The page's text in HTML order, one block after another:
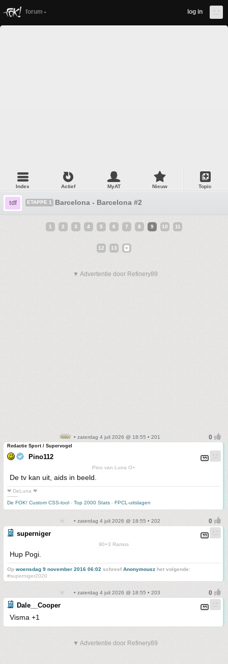
forum log in
Index Actief MyAT Nieuw Topic
tdf ETAPPE 1 Barcelona - Barcelona #2
1 2 3 4 5 6 7 8 9 10 11
12 13
▼ Advertentie door Refinery89
• zaterdag 4 juli 2026 @ 18:55 • 201
Redactie Sport / Supervogel
Pino112
Pino van Luna O+
De tv kan uit, aids in beeld.
❤ DeLuna ❤
-------
De FOK! Custom CSS-tool - Top 2000 Stats - FPCL-uitslagen
• zaterdag 4 juli 2026 @ 18:55 • 202
superniger
90+3 Ramos
Hup Pogi.
Op woensdag 9 november 2016 06:02 schreefAnonymousz het volgende:
#superniger2020
• zaterdag 4 juli 2026 @ 18:55 • 203
Dale__Cooper
Visma +1
▼ Advertentie door Refinery89